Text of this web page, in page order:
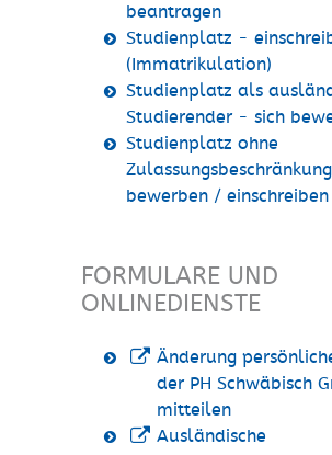
beantragen
Studienplatz -
(Immatrikulation)
Studienplatz als
Studierender - sich
Studienplatz ohne
bewerben / einschreiben
FORMULARE UND
ONLINEDIENSTE
Änderung
der PH Schwäbisch
mitteilen
Ausländische